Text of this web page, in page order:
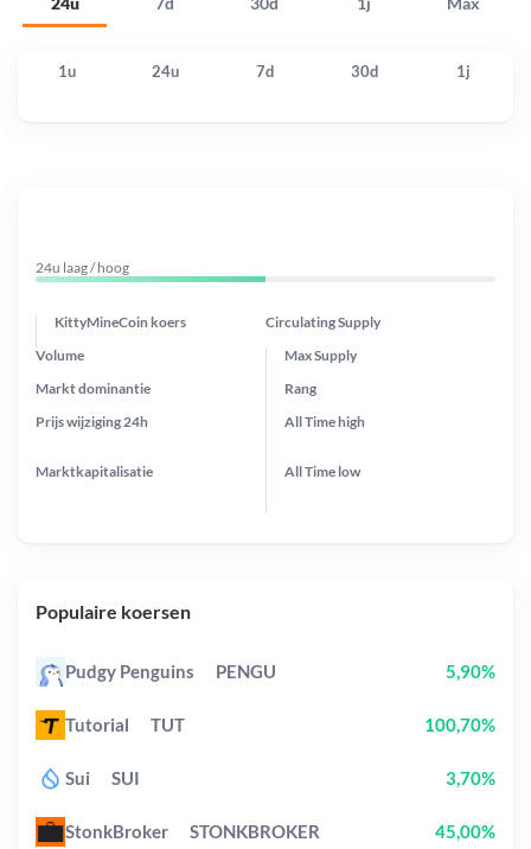
1u 24u 7d 30d 1j
24u laag / hoog
KittyMineCoin koers Circulating Supply
Prijs wijziging 24h
Max Supply
Markt dominantie
Marktkapitalisatie
Volume
Rang
All Timehigh
All Time low
Populaire koersen
Pudgy Penguins PENGU 5,90%
Tutorial TUT 100,70%
Sui SUI 3,70%
StonkBroker STONKBROKER 45,00%